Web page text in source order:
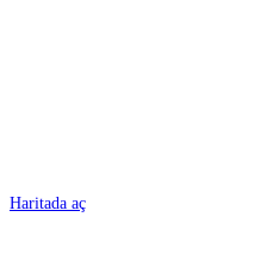
Haritada aç